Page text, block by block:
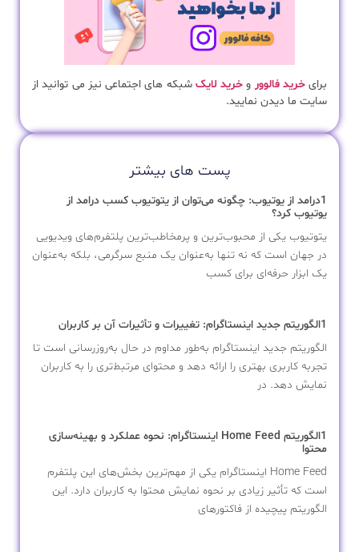
برایخرید فالوور و خرید لایک شبکه های اجتماعی نیز می توانید از
سایت ما دیدن نمایید.
پست های بیشتر
1درامد از یوتیوب: چگونه می‌توان از یتوتیوب کسب درامد از
یوتیوب کرد؟
یتوتیوب یکی از محبوب‌ترین و پرمخاطب‌ترین پلتفرم‌های ویدیویی
در جهان است که نه تنها به‌عنوان یک منبع سرگرمی، بلکه به‌عنوان
یک ابزار حرفه‌ای برای کسب
1الگوریتم جدید اینستاگرام: تغییرات و تأثیرات آن بر کاربران
الگوریتم جدید اینستاگرام به‌طور مداوم در حال به‌روزرسانی است تا
تجربه کاربری بهتری را ارائه دهد و محتوای مرتبط‌تری را به کاربران
نمایش دهد. در
1الگوریتم Home Feed اینستاگرام: نحوه عملکرد و بهینه‌سازی
محتوا
Home Feed اینستاگرام یکی از مهم‌ترین بخش‌های این پلتفرم
است که تأثیر زیادی بر نحوه نمایش محتوا به کاربران دارد. این
الگوریتم پیچیده از فاکتورهای